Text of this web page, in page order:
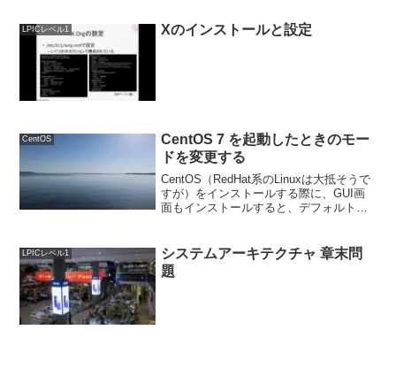
LPICレベル1 Xのインストールと設定
CentOS
CentOS 7 を起動したときのモー
ドを変更する
CentOS（RedHat系のLinuxは大抵そうで
すが）をインストールする際に、GUI画
面もインストールすると、デフォルトで
るか。はい。ランレベルを3にすればい...
LPICレベル1
システムアーキテクチャ 章末問
題